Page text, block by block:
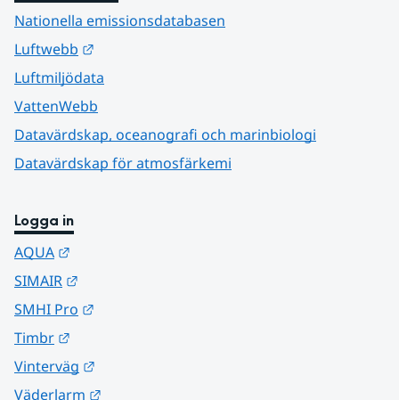
Nationella emissionsdatabasen
Luftwebb
Luftmiljödata
VattenWebb
Datavärdskap, oceanografi och marinbiologi
Datavärdskap för atmosfärkemi
Logga in
AQUA
SIMAIR
SMHI Pro
Timbr
Vinterväg
Väderlarm